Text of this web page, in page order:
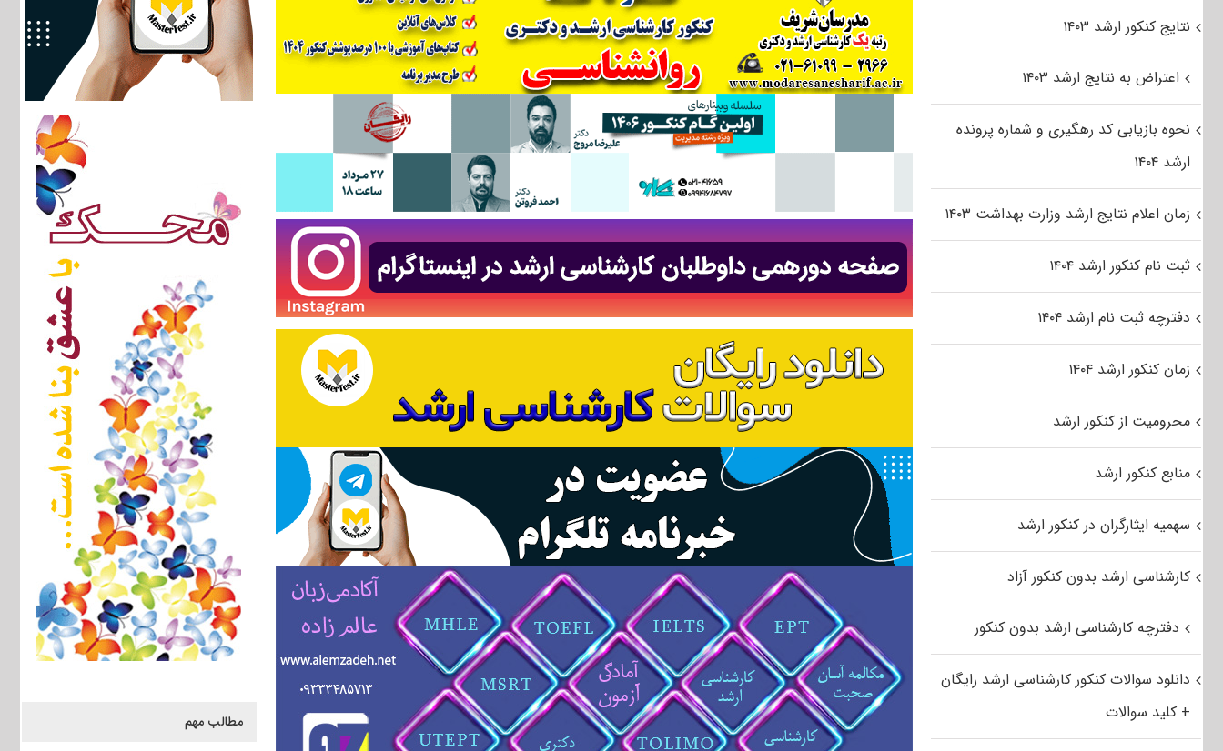
مطالب مهم
نتایج کنکور ارشد ۱۴۰۳
اعتراض به نتایج ارشد ۱۴۰۳
نحوه بازیابی کد رهگیری و شماره پرونده
ارشد ۱۴۰۴
زمان اعلام نتایج ارشد وزارت بهداشت ۱۴۰۳
ثبت نام کنکور ارشد ۱۴۰۴
دفترچه ثبت نام ارشد ۱۴۰۴
زمان کنکور ارشد ۱۴۰۴
محرومیت از کنکور ارشد
منابع کنکور ارشد
سهمیه ایثارگران در کنکور ارشد
کارشناسی ارشد بدون کنکور آزاد
دفترچه کارشناسی ارشد بدون کنکور
دانلود سوالات کنکور کارشناسی ارشد رایگان
+ کلید سوالات